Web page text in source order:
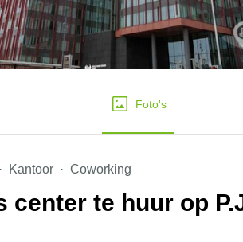
Foto's
Kantoor Coworking
center te huur op